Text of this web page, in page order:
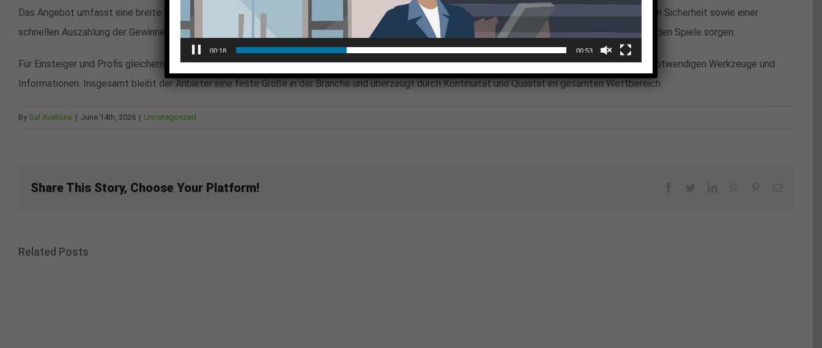
Das Angebot umfasst eine breite Palette an Sportarten, von Fußball über Tennis bis hin zu exotischeren Disziplinen. Nutzer profitieren von einer hohen Sicherheit sowie einer
schnellen Auszahlung der Gewinne. Besonders hervorzuheben sind die ständig aktualisierten Quoten, die für zusätzliche Spannung während der laufenden Spiele sorgen.
Für Einsteiger und Profis gleichermaßen bietet die Seite wertvolle Statistiken und Analysen. Wer seine Strategie verfeinern möchte, findet hier alle notwendigen Werkzeuge und
Informationen. Insgesamt bleibt der Anbieter eine feste Größe in der Branche und überzeugt durch Kontinuität und Qualität im gesamten Wettbereich.
By Sal Avallone | June 14th, 2026 | Uncategorized
Share This Story, Choose Your Platform!
Related Posts
00:18 00:53